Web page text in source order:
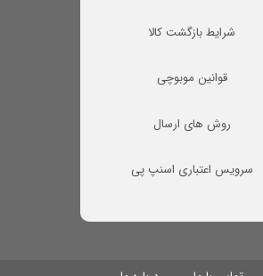
شرایط بازگشت کالا
قوانین موبوچی
روش های ارسال
سرویس اعتباری اسنپ پی